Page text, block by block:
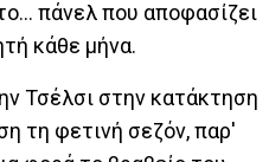
πάνελ που αποφασίζει
κάθε μήνα.
Τσέλσι στην κατάκτηση
τη φετινή σεζόν, παρ'